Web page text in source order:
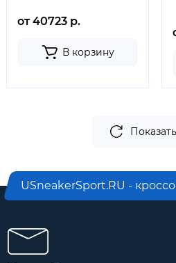
от 40723 р.
В корзину
USneakerSport.RU -